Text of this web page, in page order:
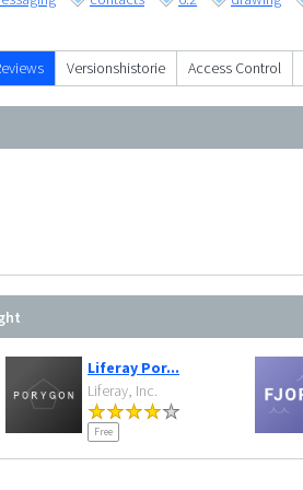
Versionshistorie Access Control
Liferay Por...
Liferay, Inc.
Free